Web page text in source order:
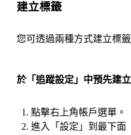
建立標籤
您可透過兩種方式建立標籤
於「追蹤設定」中預先建立
點擊右上角帳戶選單。
進入「設定」到最下面